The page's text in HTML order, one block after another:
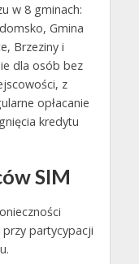
w 8 gminach:
Gmina
Brzeziny i
dla osób bez
z
opłacanie
kredytu
SIM
partycypacji